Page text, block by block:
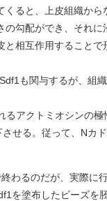
ると、上皮組織か
の勾配ができ、それ
と相互作用すること
も関与するが、組
るアクトミオシンの
せる。従って、Nカ
わるのだが、実際に
を塗布したビーズを